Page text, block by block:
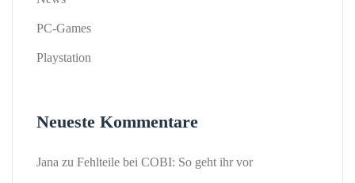
PC-Games
Playstation
Neueste Kommentare
Jana zu Fehlteile bei COBI: So geht ihr vor